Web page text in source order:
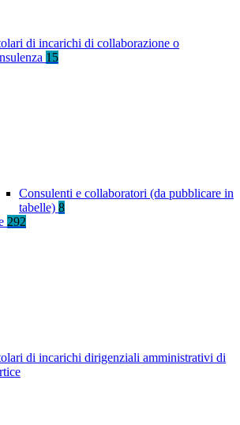
di incarichi di collaborazione o
15
Consulenti e collaboratori (da pubblicare in
tabelle) 8
292
di incarichi dirigenziali amministrativi di